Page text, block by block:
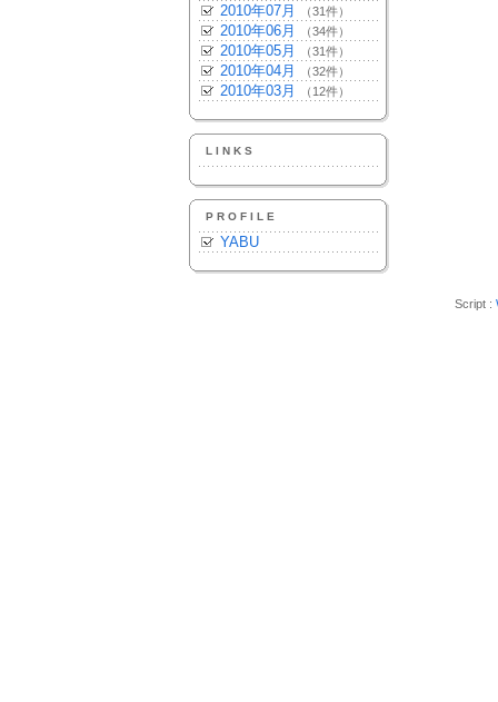
2010年07月 （31件）
2010年06月 （34件）
2010年05月 （31件）
2010年04月 （32件）
2010年03月 （12件）
LINKS
PROFILE
YABU
Script :